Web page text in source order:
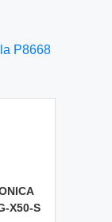
P8668
X50-S